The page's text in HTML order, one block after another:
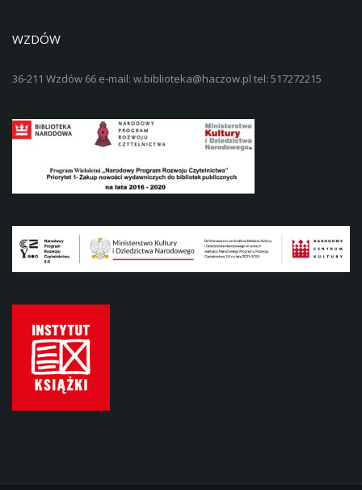
WZDÓW
36-211 Wzdów 66 e-mail: w.biblioteka@haczow.pl tel: 517272215